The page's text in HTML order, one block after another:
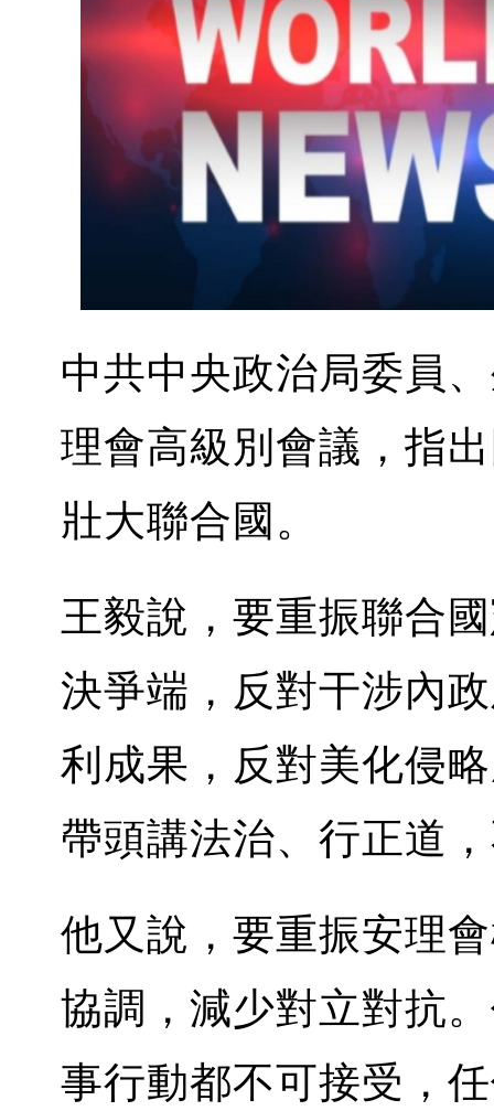
中共中央政治局委員
理會高級別會議，指
壯大聯合國。
王毅說，要重振聯合
決爭端，反對干涉內
利成果，反對美化侵
帶頭講法治、行正道
他又說，要重振安理
協調，減少對立對抗
事行動都不可接受，